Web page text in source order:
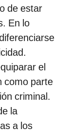
de estar
En lo
el
como parte
criminal.
la
a los